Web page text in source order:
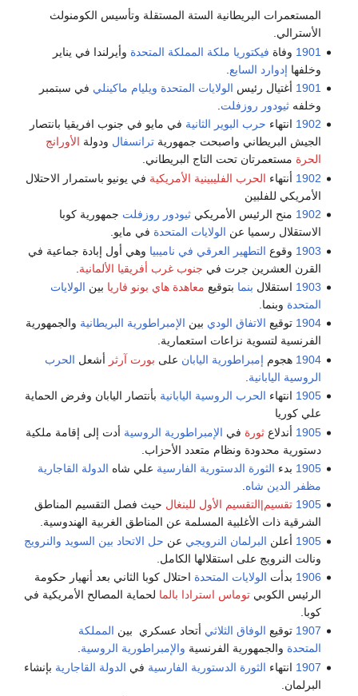
المستعمرات البريطانية الستة المستقلة وتأسيس الكومنولث
الأسترالي.
1901 وفاة فيكتوريا ملكة المملكة المتحدة وأيرلندا في يناير
وخلفها إدوارد السابع
1901 أغتيال رئيس الولايات المتحدة ويليام ماكينلي في سبتمبر
وخلفهثيودور روزفلت
1902 انتهاء حرب البوير الثانية في مايو في جنوب افريقيا بانتصار
الجيش البريطاني واصبحت جمهوريةترانسفال ودولة الأورانج
الحرة مستعمرتان تحت التاج البريطاني.
1902 أنتهاء الحرب الفليبينية الأمريكية في يونيو باستمرار الاحتلال
الأمريكي للفلبين
1902 منح الرئيس الأمريكيثيودور روزفلت جمهورية كوبا
الاستقلال رسميا عن الولايات المتحدة في مايو.
1903 وقوع التطهير العرقي في ناميبيا وهي أول إبادة جماعية في
القرن العشرين جرت في جنوب غرب أفريقيا الألمانية
1903 استقلال بنما بتوقيع معاهدة هاي بونو فاريا بين الولايات
المتحدة وبنما.
1904 توقيع الاتفاق الودي بين الإمبراطورية البريطانية والجمهورية
الفرنسية لتسوية نزاعات استعمارية.
1904 هجوم إمبراطورية اليابان على بورت آرثر أشعل الحرب
الروسية اليابانية
1905 انتهاء الحرب الروسية اليابانية بأنتصار اليابان وفرض الحماية
علي كوريا
1905 أندلاعثورة في الإمبراطورية الروسية أدت إلى إقامة ملكية
دستورية محدودة ونظام متعدد الأحزاب.
1905 بدء الثورة الدستورية الفارسية علي شاه الدولة القاجارية
مظفر الدين شاه
1905 تقسيم|التقسيم الأول للبنغال حيث فصل التقسيم المناطق
الشرقية ذات الأغلبية المسلمة عن المناطق الغربية الهندوسية.
1905 أعلن البرلمان النرويجي عن حل الاتحاد بين السويد والنرويج
ونالت النرويج على استقلالها الكامل.
1906 بدأت الولايات المتحدة احتلال كوبا الثاني بعد أنهيار حكومة
الرئيس الكوبيتوماس استرادا بالما لحماية المصالح الأمريكية في
كوبا.
1907 توقيع الوفاق الثلاثي أتحاد عسكري بين المملكة
المتحدة والجمهورية الفرنسية والإمبراطورية الروسية.
1907 انتهاء الثورة الدستورية الفارسية في الدولة القاجارية بإنشاء
البرلمان.